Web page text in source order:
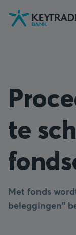
Naar
navigatie
Naar
aanmelden
Naar
inhoud
te
Met fonds
beleggingen"